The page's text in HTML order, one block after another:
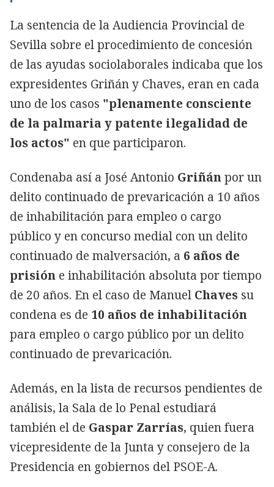
La sentencia de la Audiencia Provincial de
Sevilla sobre el procedimiento de concesión
de las ayudas sociolaborales indicaba que los
expresidentes Griñán y Chaves, eran en cada
uno de los casos "plenamente consciente
de la palmaria y patente ilegalidad de
los actos" en que participaron.
Condenaba así a José Antonio Griñánpor un
delito continuado de prevaricación a 10 años
de inhabilitación para empleo o cargo
público y en concurso medial con un delito
continuado de malversación, a 6 años de
prisión e inhabilitación absoluta por tiempo
de 20 años. En el caso de Manuel Chaves su
condena es de 10 años de inhabilitación
para empleo o cargo público por un delito
continuado de prevaricación.
Además, en la lista de recursos pendientes de
análisis, la Sala de lo Penal estudiará
también el de Gaspar Zarrías, quien fuera
vicepresidente de la Junta y consejero de la
Presidencia en gobiernos del PSOE-A.